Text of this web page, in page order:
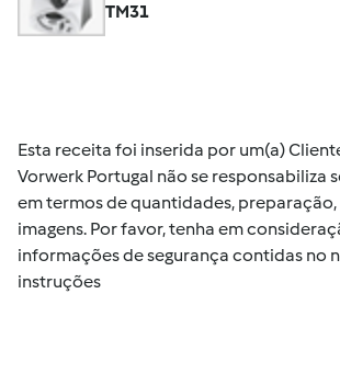
TM31
Esta receita foi inserida por um(a)
Vorwerk Portugal não se responsabiliza
em termos de quantidades,
imagens. Por favor, tenha em
informações de segurança contidas no
instruções